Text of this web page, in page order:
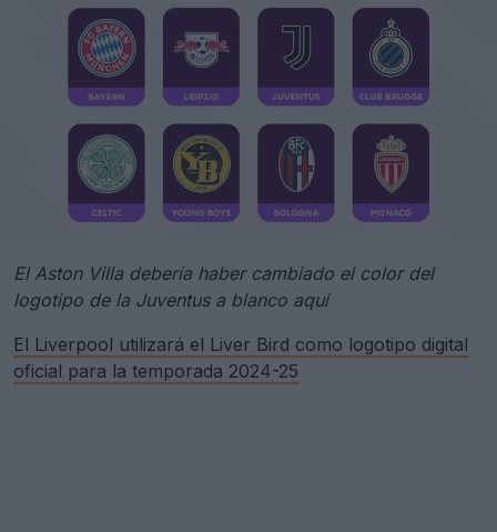
El Aston Villa debería haber cambiado el color del
logotipo de la Juventus a blanco aquí
El Liverpool utilizará el Liver Bird como logotipo digital
oficial para la temporada 2024-25